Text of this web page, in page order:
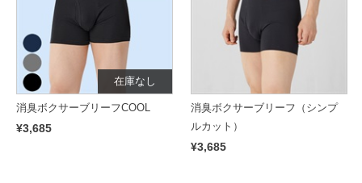
在庫なし
消臭ボクサーブリーフCOOL
¥3,685
消臭ボクサーブリーフ（シンプ
ルカット）
¥3,685